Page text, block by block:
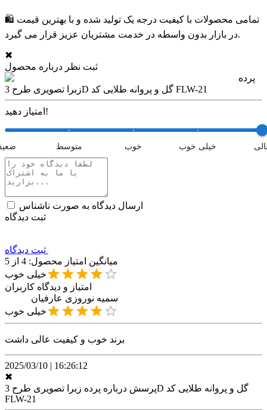
🛍 تمامی محصولات با کیفیت درجه یک تولید شده و با بهترین قیمت
در بازار بدون واسطه در خدمت مشتریان عزیز قرار می گیرد.
✖
ثبت نظر درباره محصول
پرده
زبرا تصویری طرح 3D گل و پروانه طلایی کد FLW-21
امتیاز دهید!
متوسط خوب خیلی خوب
ارسال دیدگاه به صورت ناشناس
ثبت دیدگاه
میانگین امتیاز محصول: 4 از 5
خیلی خوب
امتیاز و دیدگاه کاربران
سمیه نوروزی عارفیان
خیلی خوب
برند خوب و کیفیت عالی داشت
2025/03/10 | 16:26:12
✖
پرسش درباره
پرده زبرا تصویری طرح 3D گل و پروانه طلایی کد
FLW-21